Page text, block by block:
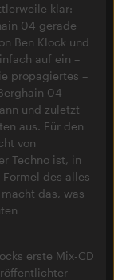
klar:
04 gerade
Ben Klock und
auf ein –
propagiertes –
04
und zuletzt
aus. Für den
von
Techno ist, in
des alles
das, was
erste Mix-CD